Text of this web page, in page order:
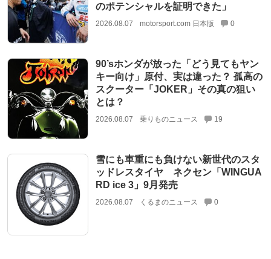
のポテンシャルを証明できた」
2026.08.07 motorsport.com 日本版 0
90’sホンダが放った「どう見てもヤン
キー向け」原付、実は違った？ 孤高の
スクーター「JOKER」その真の狙い
とは？
2026.08.07 乗りものニュース 19
雪にも車重にも負けない新世代のスタ
ッドレスタイヤ ネクセン「WINGUA
RD ice 3」9月発売
2026.08.07 くるまのニュース 0